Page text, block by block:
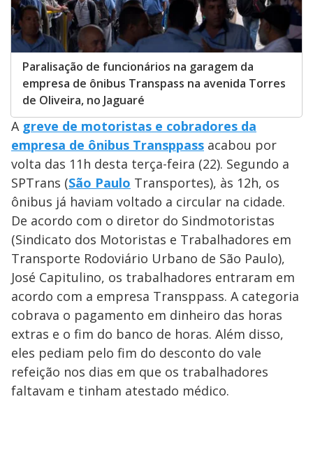
Paralisação de funcionários na garagem da
empresa de ônibus Transpass na avenida Torres
de Oliveira, no Jaguaré
A greve de motoristas e cobradores da
empresa de ônibus Transppass acabou por
volta das 11h desta terça-feira (22). Segundo a
SPTrans (São Paulo Transportes), às 12h, os
ônibus já haviam voltado a circular na cidade.
De acordo com o diretor do Sindmotoristas
(Sindicato dos Motoristas e Trabalhadores em
Transporte Rodoviário Urbano de São Paulo),
José Capitulino, os trabalhadores entraram em
acordo com a empresa Transppass. A categoria
cobrava o pagamento em dinheiro das horas
extras e o fim do banco de horas. Além disso,
eles pediam pelo fim do desconto do vale
refeição nos dias em que os trabalhadores
faltavam e tinham atestado médico.